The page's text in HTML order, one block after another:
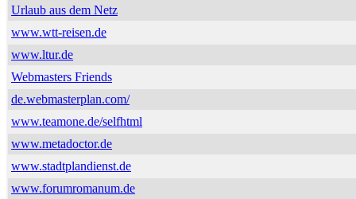
Urlaub aus dem Netz
www.wtt-reisen.de
www.ltur.de
Webmasters Friends
de.webmasterplan.com/
www.teamone.de/selfhtml
www.metadoctor.de
www.stadtplandienst.de
www.forumromanum.de